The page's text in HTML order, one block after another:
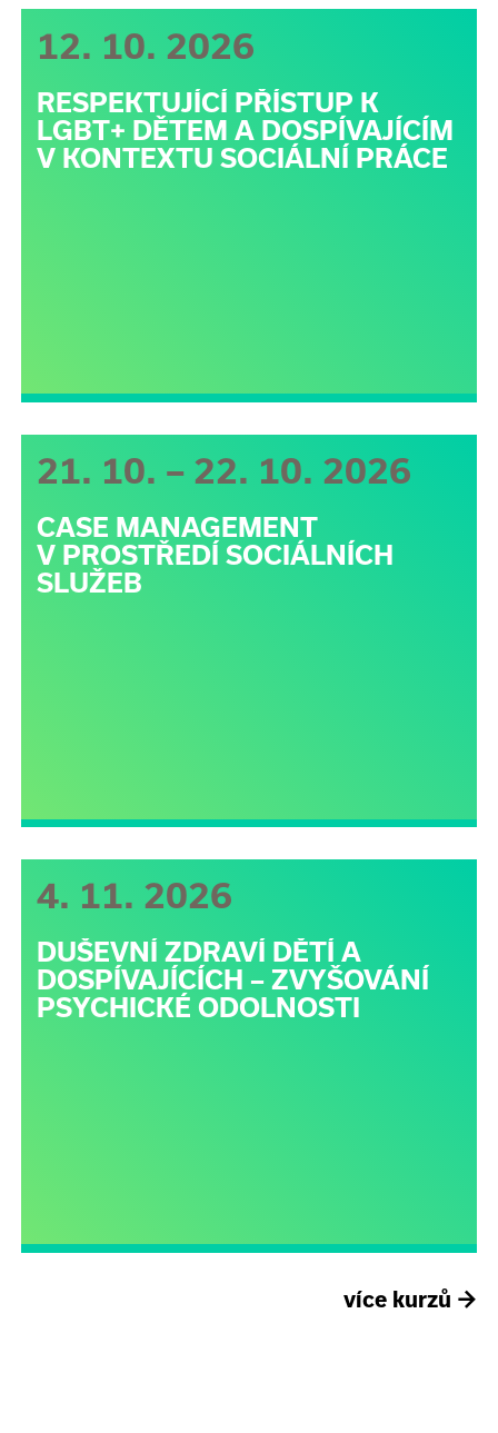
12. 10. 2026
RESPEKTUJÍCÍ PŘÍSTUP K
LGBT+ DĚTEM A DOSPÍVAJÍCÍM
V KONTEXTU SOCIÁLNÍ PRÁCE
21. 10. – 22. 10. 2026
CASE MANAGEMENT
V PROSTŘEDÍ SOCIÁLNÍCH
SLUŽEB
4. 11. 2026
DUŠEVNÍ ZDRAVÍ DĚTÍ A
DOSPÍVAJÍCÍCH – ZVYŠOVÁNÍ
PSYCHICKÉ ODOLNOSTI
více kurzů →